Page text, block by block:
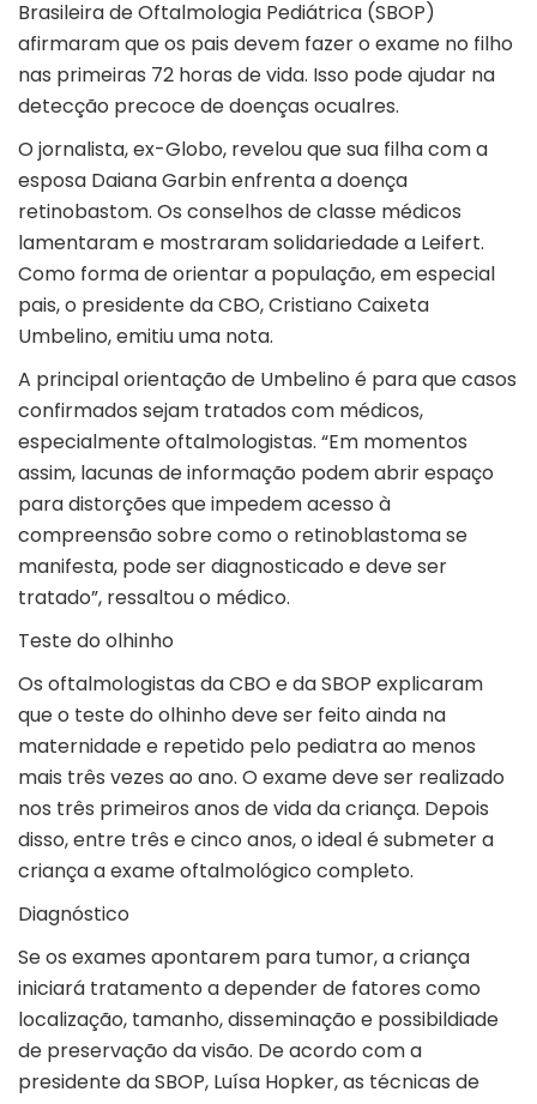
Brasileira de Oftalmologia Pediátrica (SBOP)
afirmaram que os pais devem fazer o exame no filho
nas primeiras 72 horas de vida. Isso pode ajudar na
detecção precoce de doenças ocualres.
O jornalista, ex-Globo, revelou que sua filha com a
esposa Daiana Garbin enfrenta a doença
retinobastom. Os conselhos de classe médicos
lamentaram e mostraram solidariedade a Leifert.
Como forma de orientar a população, em especial
pais, o presidente da CBO, Cristiano Caixeta
Umbelino, emitiu uma nota.
A principal orientação de Umbelino é para que casos
confirmados sejam tratados com médicos,
especialmente oftalmologistas. “Em momentos
assim, lacunas de informação podem abrir espaço
para distorções que impedem acesso à
compreensão sobre como o retinoblastoma se
manifesta, pode ser diagnosticado e deve ser
tratado”, ressaltou o médico.
Teste do olhinho
Os oftalmologistas da CBO e da SBOP explicaram
que o teste do olhinho deve ser feito ainda na
maternidade e repetido pelo pediatra ao menos
mais três vezes ao ano. O exame deve ser realizado
nos três primeiros anos de vida da criança. Depois
disso, entre três e cinco anos, o ideal é submeter a
criança a exame oftalmológico completo.
Diagnóstico
Se os exames apontarem para tumor, a criança
iniciará tratamento a depender de fatores como
localização, tamanho, disseminação e possibildiade
de preservação da visão. De acordo com a
presidente da SBOP, Luísa Hopker, as técnicas de